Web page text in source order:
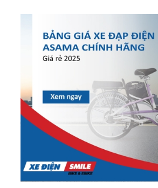
Tết đến những Cô Chú lớn tuổi. Năm 2022 vừa qua là một năm
đầy khó khăn, thử thách cho cả thế
Việt Nam ta....